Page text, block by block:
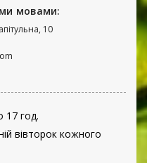
мовами:
10
17 год.
вівторок кожного